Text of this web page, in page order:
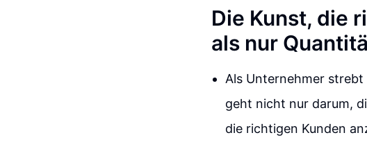
Die Kunst, die
als nur
Als Unternehmer
geht nicht nur darum,
die richtigen Kunden